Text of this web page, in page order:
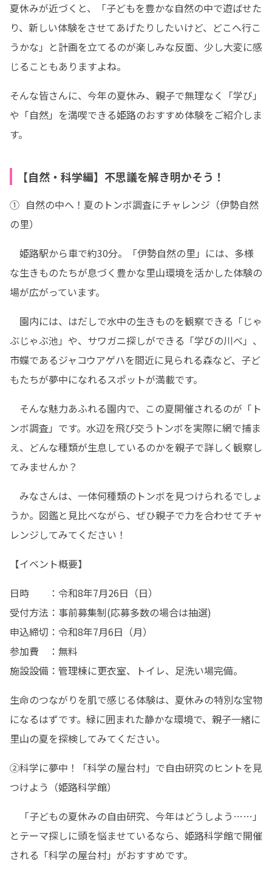
夏休みが近づくと、「子どもを豊かな自然の中で遊ばせた
り、新しい体験をさせてあげたりしたいけど、どこへ行こ
うかな」と計画を立てるのが楽しみな反面、少し大変に感
じることもありますよね。
そんな皆さんに、今年の夏休み、親子で無理なく「学び」
や「自然」を満喫できる姫路のおすすめ体験をご紹介しま
す。
【自然・科学編】不思議を解き明かそう！
①  自然の中へ！夏のトンボ調査にチャレンジ（伊勢自然
の里）
姫路駅から車で約30分。「伊勢自然の里」には、多様
な生きものたちが息づく豊かな里山環境を活かした体験の
場が広がっています。
園内には、はだしで水中の生きものを観察できる「じゃ
ぶじゃぶ池」や、サワガニ探しができる「学びの川べ」、
市蝶であるジャコウアゲハを間近に見られる森など、子ど
もたちが夢中になれるスポットが満載です。
そんな魅力あふれる園内で、この夏開催されるのが「ト
ンボ調査」です。水辺を飛び交うトンボを実際に網で捕ま
え、どんな種類が生息しているのかを親子で詳しく観察し
てみませんか？
みなさんは、一体何種類のトンボを見つけられるでしょ
うか。図鑑と見比べながら、ぜひ親子で力を合わせてチャ
レンジしてみてください！
【イベント概要】
日時　　：令和8年7月26日（日）
受付方法：事前募集制(応募多数の場合は抽選)
申込締切：令和8年7月6日（月）
参加費　：無料
施設設備：管理棟に更衣室、トイレ、足洗い場完備。
生命のつながりを肌で感じる体験は、夏休みの特別な宝物
になるはずです。緑に囲まれた静かな環境で、親子一緒に
里山の夏を探検してみてください。
②科学に夢中！「科学の屋台村」で自由研究のヒントを見
つけよう（姫路科学館）
「子どもの夏休みの自由研究、今年はどうしよう……」
とテーマ探しに頭を悩ませているなら、姫路科学館で開催
される「科学の屋台村」がおすすめです。